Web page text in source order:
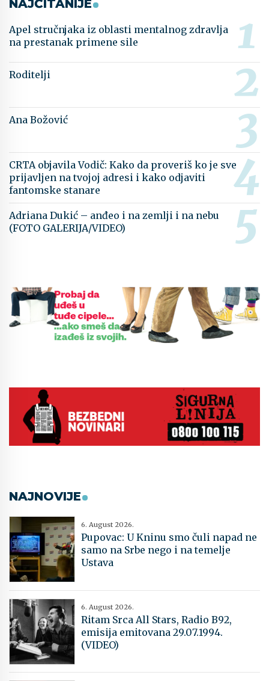
NAJČITANIJE
Apel stručnjaka iz oblasti mentalnog zdravlja
na prestanak primene sile
Roditelji
Ana Božović
CRTA objavila Vodič: Kako da proveriš ko je sve
prijavljen na tvojoj adresi i kako odjaviti
fantomske stanare
Adriana Dukić – anđeo i na zemlji i na nebu
(FOTO GALERIJA/VIDEO)
NAJNOVIJE
6. August 2026.
Pupovac: U Kninu smo čuli napad ne
samo na Srbe nego i na temelje
Ustava
6. August 2026.
Ritam Srca All Stars, Radio B92,
emisija emitovana 29.07.1994.
(VIDEO)